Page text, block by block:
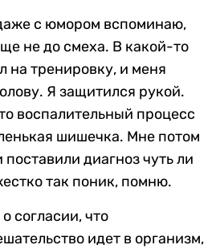
с юмором вспоминаю,
не до смеха. В какой-то
на тренировку, и меня
Я защитился рукой.
воспалительный процесс
шишечка. Мне потом
диагноз чуть ли
так поник, помню.
согласии, что
идет в организм,